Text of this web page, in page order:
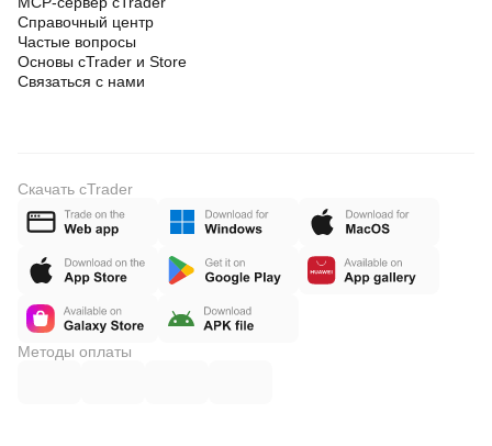
Справочный центр
Частые вопросы
Основы cTrader и Store
Связаться с нами
Скачать cTrader
Методы оплаты